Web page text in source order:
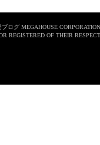
ログ MEGAHOUSE
REGISTERED OF THEIR